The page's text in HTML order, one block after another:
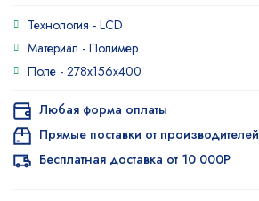
Технология - LCD
Материал - Полимер
Поле - 278x156x400
Любая форма оплаты
Прямые поставки от производителей
Бесплатная доставка от 10 000Р